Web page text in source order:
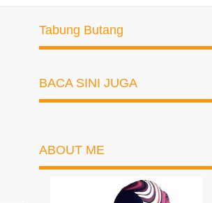
Tabung Butang
BACA SINI JUGA
ABOUT ME